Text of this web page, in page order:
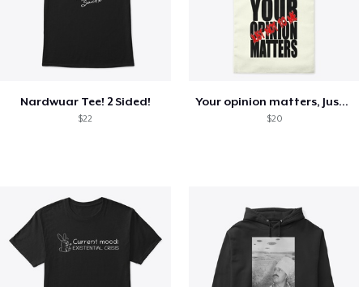
Nardwuar Tee! 2 Sided!
$22
Your opinion matters, Just not to me!
$20